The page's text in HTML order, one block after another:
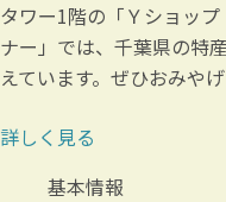
タワー1階の「Ｙショッ
ナー」では、千葉県の特
えています。ぜひおみや
詳しく見る
基本情報